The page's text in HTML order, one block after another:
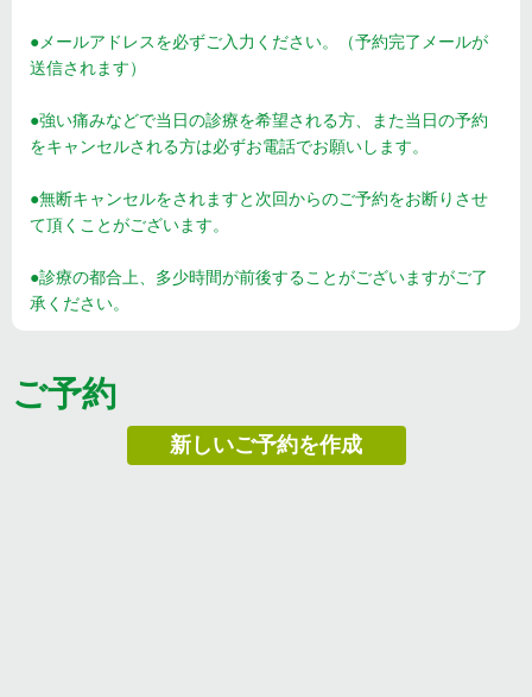
●メールアドレスを必ずご入力ください。（予約完了メールが
送信されます）
●強い痛みなどで当日の診療を希望される方、また当日の予約
をキャンセルされる方は必ずお電話でお願いします。
●無断キャンセルをされますと次回からのご予約をお断りさせ
て頂くことがございます。
●診療の都合上、多少時間が前後することがございますがご了
承ください。
ご予約